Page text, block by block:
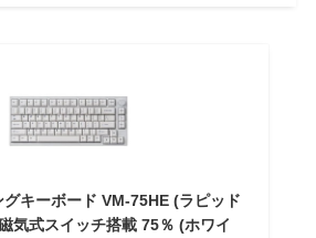
キーボード VM-75HE (ラピッド
気式スイッチ搭載 75％ (ホワイ